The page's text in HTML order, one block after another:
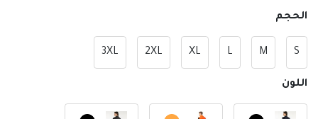
الحجم
S
M
L
XL
2XL
3XL
اللون